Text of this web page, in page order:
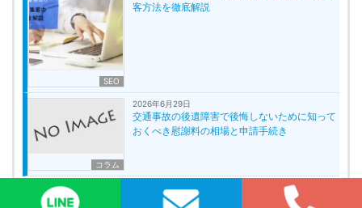
SEO
客方法を徹底解説
コラム
2026年6月29日
交通事故の後遺障害で後悔しないために知って
おくべき慰謝料の相場と申請手続き